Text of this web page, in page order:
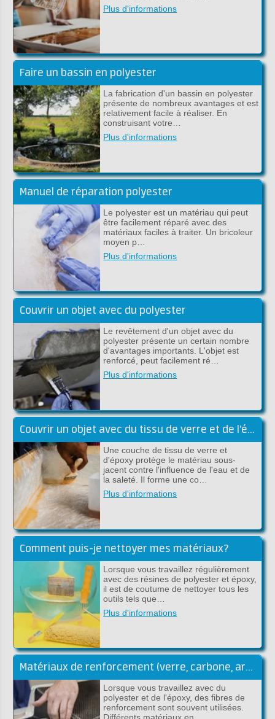
Plus d'informations
Faire un bassin en polyester
La fabrication d'un bassin en polyester
présente de nombreux avantages et est
relativement facile à réaliser. En
construisant votre…
Plus d'informations
Manuel de réparation polyester
Le polyester est un matériau qui peut
être facilement réparé avec des
matériaux faciles à traiter. Un bricoleur
moyen p…
Plus d'informations
Couvrir un objet avec du polyester
Le revêtement d'un objet avec du
polyester présente un certain nombre
d'avantages importants. L'objet est
renforcé, peut facilement ré…
Plus d'informations
Couvrir un objet avec du tissu de verre et de l'époxy
Une couche de tissu de verre et
d'époxy protège le matériau sous-
jacent contre l'influence de l'eau et de
la saleté. Il forme une co…
Plus d'informations
Comment puis-je nettoyer mes matériaux?
Lorsque vous travaillez régulièrement
avec des résines de polyester et époxy,
il est de coutume de nettoyer tous les
outils tels que…
Plus d'informations
Matériaux de renforcement (verre, carbone, aramide)
Lorsque vous travaillez avec du
polyester et de l'époxy, des fibres de
renforcement sont souvent utilisées.